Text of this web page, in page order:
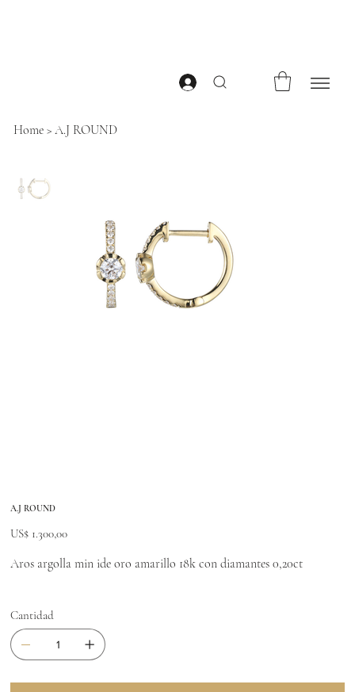
Home > A.J ROUND
A.J ROUND
US$ 1.300,00
Aros argolla min ide oro amarillo 18k con diamantes 0,20ct
Cantidad